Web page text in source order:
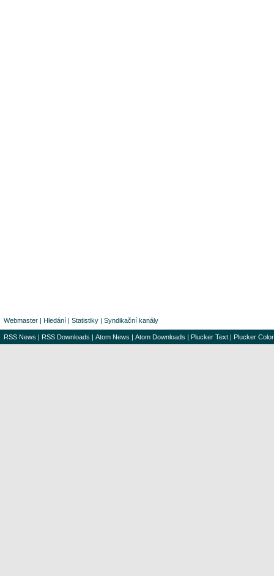
Webmaster | Hledání | Statistiky | Syndikační kanály
RSS News | RSS Downloads | Atom News | Atom Downloads | Plucker Text | Plucker Color